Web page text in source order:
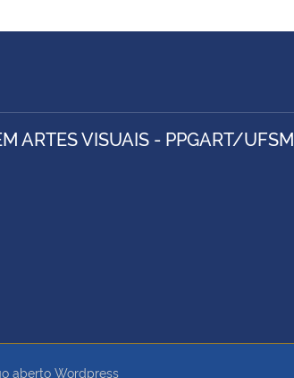
ARTES VISUAIS - PPGART/UFSM
aberto Wordpress